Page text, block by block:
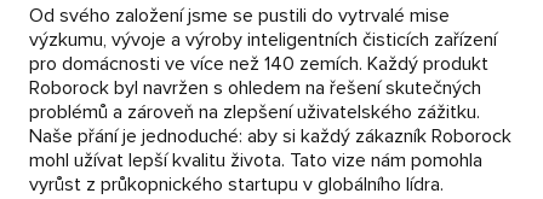
Od svého založení jsme se pustili do vytrvalé mise
výzkumu, vývoje a výroby inteligentních čisticích zařízení
pro domácnosti ve více než 140 zemích. Každý produkt
Roborock byl navržen s ohledem na řešení skutečných
problémů a zároveň na zlepšení uživatelského zážitku.
Naše přání je jednoduché: aby si každý zákazník Roborock
mohl užívat lepší kvalitu života. Tato vize nám pomohla
vyrůst z průkopnického startupu v globálního lídra.